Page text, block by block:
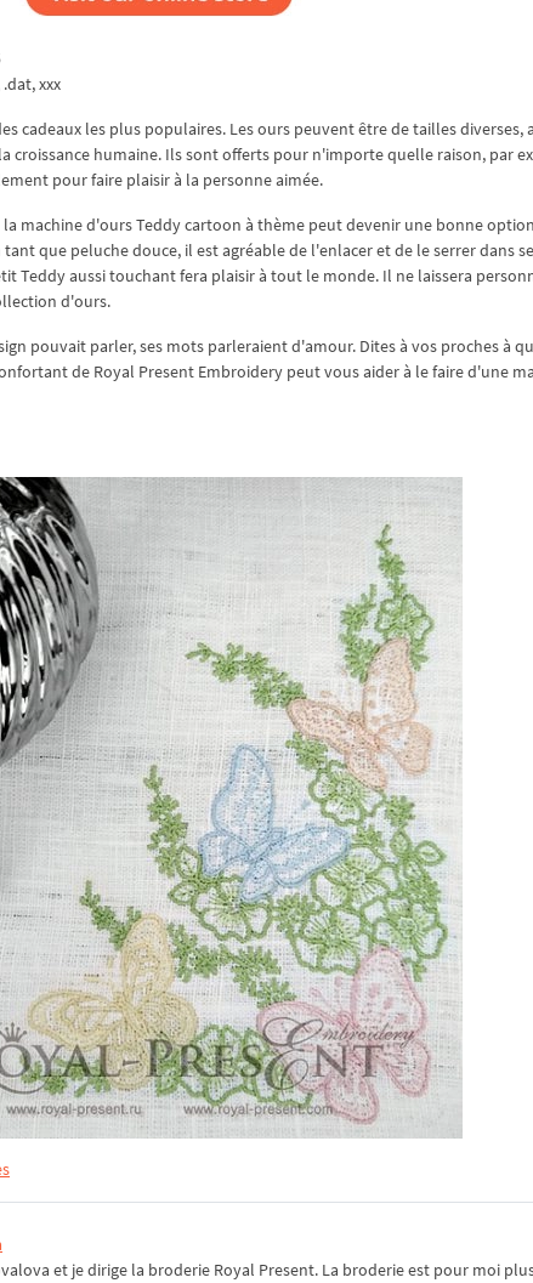
xxx
cadeaux les plus populaires. Les ours peuvent être de tailles diverses,
croissance humaine. Ils sont offerts pour n'importe quelle raison, par
pour faire plaisir à la personne aimée.
machine d'ours Teddy cartoon à thème peut devenir une bonne
que peluche douce, il est agréable de l'enlacer et de le serrer dans
Teddy aussi touchant fera plaisir à tout le monde. Il ne laissera
d'ours.
pouvait parler, ses mots parleraient d'amour. Dites à vos proches à
de Royal Present Embroidery peut vous aider à le faire d'une
et je dirige la broderie Royal Present. La broderie est pour moi